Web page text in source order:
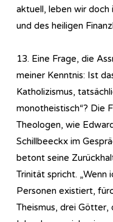
aktuell, leben wir doch
und des heiligen
13. Eine Frage, die
meiner Kenntnis: Ist
Katholizismus,
monotheistisch“? Die
Theologen, wie
Schillbeeckx im
betont seine
Trinität spricht. „Wenn
Personen existiert,
Theismus, drei Götter,